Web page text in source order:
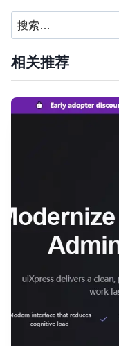
搜
索：
相关推荐